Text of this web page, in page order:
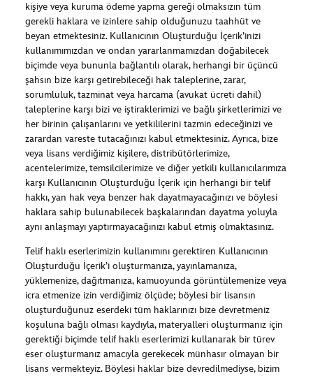
kişiye veya kuruma ödeme yapma gereği olmaksızın tüm
gerekli haklara ve izinlere sahip olduğunuzu taahhüt ve
beyan etmektesiniz. Kullanıcının Oluşturduğu İçerik’inizi
kullanımımızdan ve ondan yararlanmamızdan doğabilecek
biçimde veya bununla bağlantılı olarak, herhangi bir üçüncü
şahsın bize karşı getirebileceği hak taleplerine, zarar,
sorumluluk, tazminat veya harcama (avukat ücreti dahil)
taleplerine karşı bizi ve iştiraklerimizi ve bağlı şirketlerimizi ve
her birinin çalışanlarını ve yetkililerini tazmin edeceğinizi ve
zarardan vareste tutacağınızı kabul etmektesiniz. Ayrıca, bize
veya lisans verdiğimiz kişilere, distribütörlerimize,
acentelerimize, temsilcilerimize ve diğer yetkili kullanıcılarımıza
karşı Kullanıcının Oluşturduğu İçerik için herhangi bir telif
hakkı, yan hak veya benzer hak dayatmayacağınızı ve böylesi
haklara sahip bulunabilecek başkalarından dayatma yoluyla
aynı anlaşmayı yaptırmayacağınızı kabul etmiş olmaktasınız.
Telif haklı eserlerimizin kullanımını gerektiren Kullanıcının
Oluşturduğu İçerik’i oluşturmanıza, yayınlamanıza,
yüklemenize, dağıtmanıza, kamuoyunda görüntülemenize veya
icra etmenize izin verdiğimiz ölçüde; böylesi bir lisansın
oluşturduğunuz eserdeki tüm haklarınızı bize devretmeniz
koşuluna bağlı olması kaydıyla, materyalleri oluşturmanız için
gerektiği biçimde telif haklı eserlerimizi kullanarak bir türev
eser oluşturmanız amacıyla gerekecek münhasır olmayan bir
lisans vermekteyiz. Böylesi haklar bize devredilmediyse, bizim